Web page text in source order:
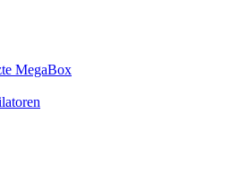
MegaBox